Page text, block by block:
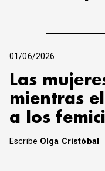
01/06/2026
Las
mientras
a los
Escribe Olga Cristóbal